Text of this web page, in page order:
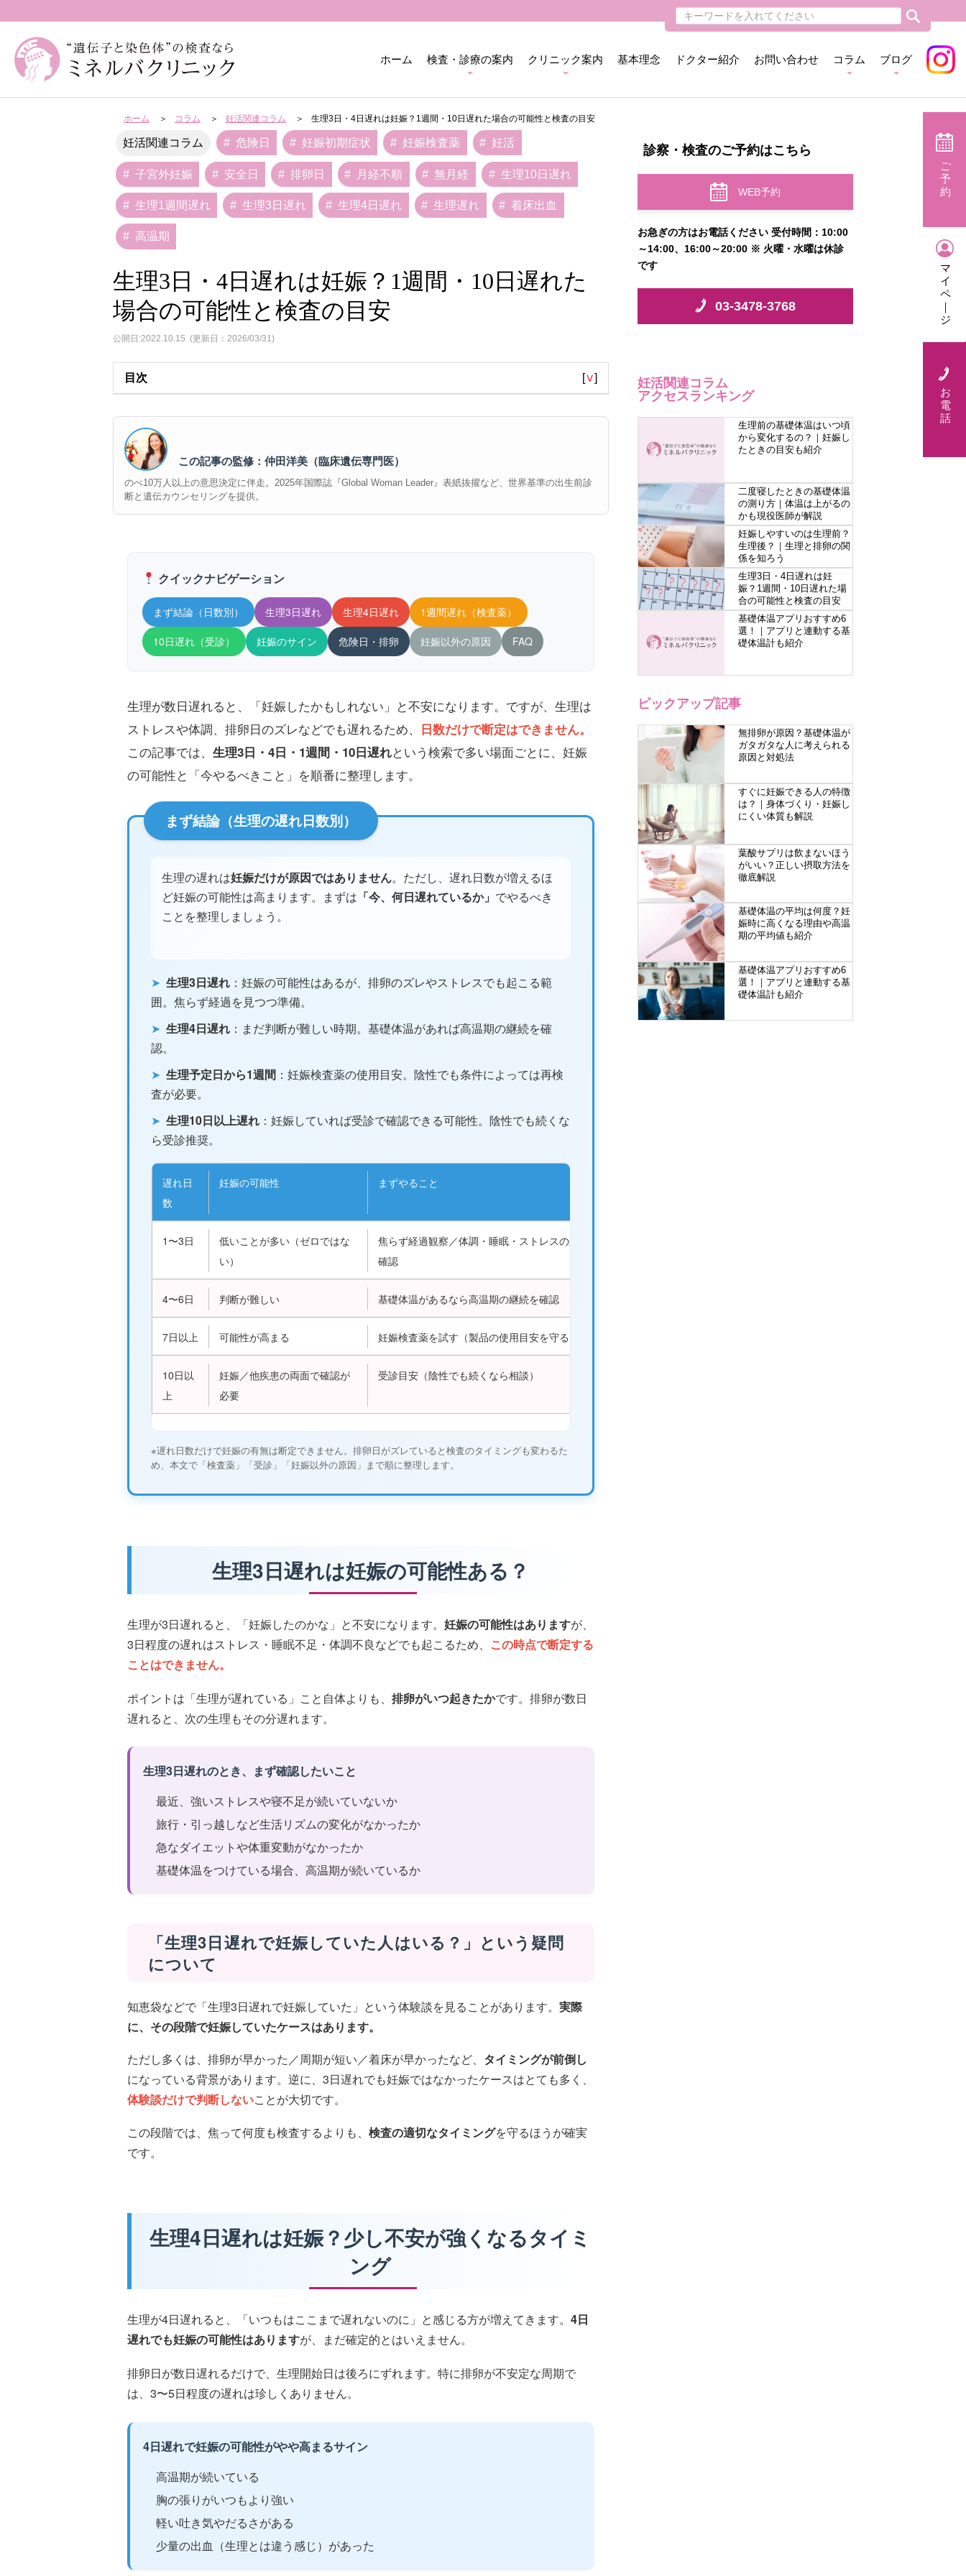
ホーム 検査・診療の案内 クリニック案内 基本理念 ドクター紹介 お問い合わせ コラム ブログ
ホーム コラム 妊活関連コラム 生理3日・4日遅れは妊娠？1週間・10日遅れた場合の可能性と検査の目安
妊活関連コラム 危険日 妊娠初期症状 妊娠検査薬 妊活
子宮外妊娠 安全日 排卵日 月経不順 無月経 生理10日遅れ
生理1週間遅れ 生理3日遅れ 生理4日遅れ 生理遅れ 着床出血
高温期
生理3日・4日遅れは妊娠？1週間・10日遅れた
場合の可能性と検査の目安
公開日:2022.10.15 (更新日：2026/03/31)
目次 [∨]
この記事の監修：仲田洋美（臨床遺伝専門医）
のべ10万人以上の意思決定に伴走。2025年国際誌『Global Woman Leader』表紙抜擢など、世界基準の出生前診
断と遺伝カウンセリングを提供。
クイックナビゲーション
まず結論（日数別） 生理3日遅れ 生理4日遅れ 1週間遅れ（検査薬）
10日遅れ（受診） 妊娠のサイン 危険日・排卵 妊娠以外の原因 FAQ
生理が数日遅れると、「妊娠したかもしれない」と不安になります。ですが、生理は
ストレスや体調、排卵日のズレなどでも遅れるため、
日数だけで断定はできません。
この記事では、 生理3日・4日・1週間・10日遅れという検索で多い場面ごとに、妊娠
の可能性と「今やるべきこと」を順番に整理します。
まず結論（生理の遅れ日数別）
生理の遅れは妊娠だけが原因ではありません。ただし、遅れ日数が増えるほ
ど妊娠の可能性は高まります。まずは 「今、何日遅れているか」 でやるべき
ことを整理しましょう。
➤ 生理3日遅れ ：妊娠の可能性はあるが、排卵のズレやストレスでも起こる範
囲。焦らず経過を見つつ準備。
➤ 生理4日遅れ ：まだ判断が難しい時期。基礎体温があれば高温期の継続を確
認。
➤ 生理予定日から1週間 ：妊娠検査薬の使用目安。陰性でも条件によっては再検
査が必要。
➤ 生理10日以上遅れ ：妊娠していれば受診で確認できる可能性。陰性でも続くな
ら受診推奨。
遅れ日
数
妊娠の可能性 まずやること
1〜3日
低いことが多い（ゼロではな
い）
焦らず経過観察／体調・睡眠・ストレスの影響も
確認
4〜6日 判断が難しい 基礎体温があるなら高温期の継続を確認
7日以上 可能性が高まる 妊娠検査薬を試す（製品の使用目安を守る）
10日以
上
妊娠／他疾患の両面で確認が
必要
受診目安（陰性でも続くなら相談）
※遅れ日数だけで妊娠の有無は断定できません。排卵日がズレていると検査のタイミングも変わるた
め、本文で「検査薬」「受診」「妊娠以外の原因」まで順に整理します。
生理3日遅れは妊娠の可能性ある？
生理が3日遅れると、「妊娠したのかな」と不安になります。 妊娠の可能性はありますが、
3日程度の遅れはストレス・睡眠不足・体調不良などでも起こるため、 この時点で断定する
ことはできません。
ポイントは「生理が遅れている」こと自体よりも、 排卵がいつ起きたかです。排卵が数日
遅れると、次の生理もその分遅れます。
生理3日遅れのとき、まず確認したいこと
最近、強いストレスや寝不足が続いていないか
旅行・引っ越しなど生活リズムの変化がなかったか
急なダイエットや体重変動がなかったか
基礎体温をつけている場合、高温期が続いているか
「生理3日遅れで妊娠していた人はいる？」という疑問
について
知恵袋などで「生理3日遅れで妊娠していた」という体験談を見ることがあります。 実際
に、その段階で妊娠していたケースはあります。
ただし多くは、排卵が早かった／周期が短い／着床が早かったなど、 タイミングが前倒し
になっている背景があります。逆に、3日遅れでも妊娠ではなかったケースはとても多く、
体験談だけで判断しないことが大切です。
この段階では、焦って何度も検査するよりも、 検査の適切なタイミングを守るほうが確実
です。
生理4日遅れは妊娠？少し不安が強くなるタイミ
ング
生理が4日遅れると、「いつもはここまで遅れないのに」と感じる方が増えてきます。 4日
遅れでも妊娠の可能性はありますが、まだ確定的とはいえません。
排卵日が数日遅れるだけで、生理開始日は後ろにずれます。特に排卵が不安定な周期で
は、3〜5日程度の遅れは珍しくありません。
4日遅れで妊娠の可能性がやや高まるサイン
高温期が続いている
胸の張りがいつもより強い
軽い吐き気やだるさがある
少量の出血（生理とは違う感じ）があった
診察・検査のご予約はこちら
WEB予約
お急ぎの方はお電話ください 受付時間：10:00
～14:00、16:00～20:00 ※ 火曜・水曜は休診
です
03-3478-3768
妊活関連コラム
アクセスランキング
生理前の基礎体温はいつ頃
から変化するの？｜妊娠し
たときの目安も紹介
二度寝したときの基礎体温
の測り方｜体温は上がるの
かも現役医師が解説
妊娠しやすいのは生理前？
生理後？｜生理と排卵の関
係を知ろう
生理3日・4日遅れは妊
娠？1週間・10日遅れた場
合の可能性と検査の目安
基礎体温アプリおすすめ6
選！｜アプリと連動する基
礎体温計も紹介
ピックアップ記事
無排卵が原因？基礎体温が
ガタガタな人に考えられる
原因と対処法
すぐに妊娠できる人の特徴
は？｜身体づくり・妊娠し
にくい体質も解説
葉酸サプリは飲まないほう
がいい？正しい摂取方法を
徹底解説
基礎体温の平均は何度？妊
娠時に高くなる理由や高温
期の平均値も紹介
基礎体温アプリおすすめ6
選！｜アプリと連動する基
礎体温計も紹介
ご
予
約
マ
イ
ペ
｜
ジ
お
電
話